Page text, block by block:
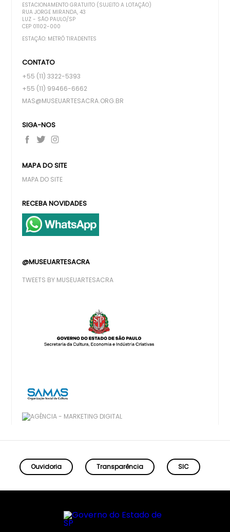
ESTACIONAMENTO GRATUITO (SUJEITO A LOTAÇÃO)
RUA JORGE MIRANDA, 43
LUZ - SÃO PAULO/SP
CEP 01102-000
ESTAÇÃO: METRÔ TIRADENTES
CONTATO
+55 (11) 3322-5393
+55 (11) 99466-6662
MAS@MUSEUARTESACRA.ORG.BR
SIGA-NOS
MAPA DO SITE
MAPA DO SITE
RECEBA NOVIDADES
@MUSEUARTESACRA
TWEETS BY MUSEUARTESACRA
Ouvidoria Transparência SIC